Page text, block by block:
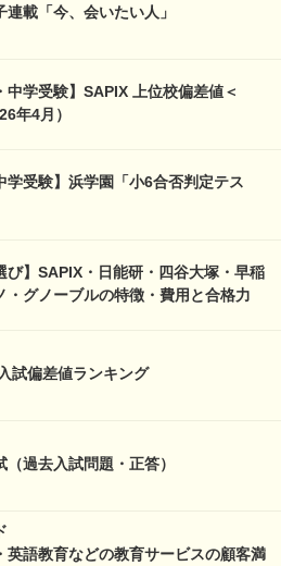
載「今、会いたい人」
中学受験】SAPIX 上位校偏差値＜
年4月）
学受験】浜学園「小6合否判定テス
び】SAPIX・日能研・四谷大塚・早稲
・グノーブルの特徴・費用と合格力
試偏差値ランキング
過去入試問題・正答）
英語教育などの教育サービスの顧客満